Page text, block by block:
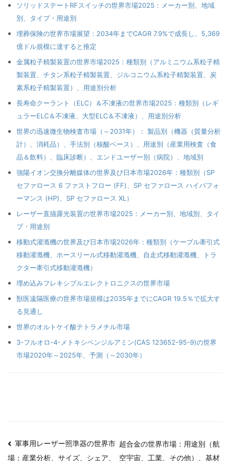
ソリッドステートRFスイッチの世界市場2025：メーカー別、地域
別、タイプ・用途別
埋葬保険の世界市場展望：2034年までCAGR 7.9%で成長し、5,369
億ドル規模に達すると推定
金属粒子精製装置の世界市場2025：種類別（アルミニウム系粒子精
製装置、チタン系粒子精製装置、ジルコニウム系粒子精製装置、炭
素系粒子精製装置）、用途別分析
長寿命クーラント（ELC）＆不凍液の世界市場2025：種類別（レギ
ュラーELC＆不凍液、大型ELC＆不凍液）、用途別分析
世界の迅速微生物検査市場（～2031年）： 製品別（機器（質量分析
計）、消耗品）、手法別（核酸ベース）、用途別（産業用検査（食
品＆飲料）、臨床診断）、エンドユーザー別（病院）、地域別
強陽イオン交換分離媒体の世界及び日本市場2026年：種類別（SP
セファロース 6 ファストフロー (FF)、SP セファロース ハイパフォ
ーマンス (HP)、SP セファロース XL）
レーザー直描露光装置の世界市場2025：メーカー別、地域別、タイ
プ・用途別
移動式灌漑機の世界及び日本市場2026年：種類別（ケーブル牽引式
移動灌漑機、ホースリール式移動灌漑機、自走式移動灌漑機、トラ
クター牽引式移動灌漑機）
埋め込みフレキシブルエレクトロニクスの世界市場
獣医遠隔医療の世界市場規模は2035年までにCAGR 19.5％で拡大す
る見通し
世界のオルトケイ酸テトラメチル市場
3-フルオロ-4-メトキシベンジルアミン(CAS 123652-95-9)の世界
市場2020年～2025年、予測（～2030年）
投軍事用レーザー照準器の世界市
場：産業分析、サイズ、シェア、
超合金の世界市場：用途別（航
空宇宙、工業、その他）、基材